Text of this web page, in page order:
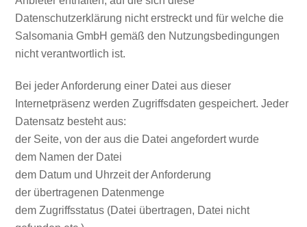
Datenschutzerklärung nicht erstreckt und für welche die
Salsomania GmbH gemäß den Nutzungsbedingungen
nicht verantwortlich ist.
Bei jeder Anforderung einer Datei aus dieser
Internetpräsenz werden Zugriffsdaten gespeichert. Jeder
Datensatz besteht aus:
der Seite, von der aus die Datei angefordert wurde
dem Namen der Datei
dem Datum und Uhrzeit der Anforderung
der übertragenen Datenmenge
dem Zugriffsstatus (Datei übertragen, Datei nicht